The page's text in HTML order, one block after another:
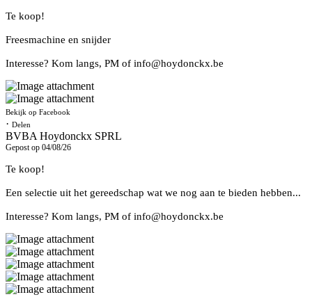
Te koop!
Freesmachine en snijder
Interesse? Kom langs, PM of info@hoydonckx.be
Bekijk op Facebook
· Delen
BVBA Hoydonckx SPRL
Gepost op 04/08/26
Te koop!
Een selectie uit het gereedschap wat we nog aan te bieden hebben...
Interesse? Kom langs, PM of info@hoydonckx.be